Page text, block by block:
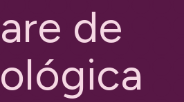
are de
ológica